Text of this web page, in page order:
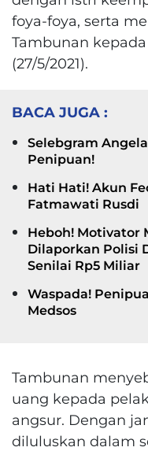
foya-foya, serta
Tambunan
(27/5/2021).
BACA JUGA :
Selebgram
Penipuan!
Hati Hati! Akun
Fatmawati Rusdi
Heboh! Motivator
Dilaporkan Polisi
Senilai Rp5 Miliar
Waspada!
Medsos
Tambunan
uang kepada
angsur. Dengan
diluluskan dalam